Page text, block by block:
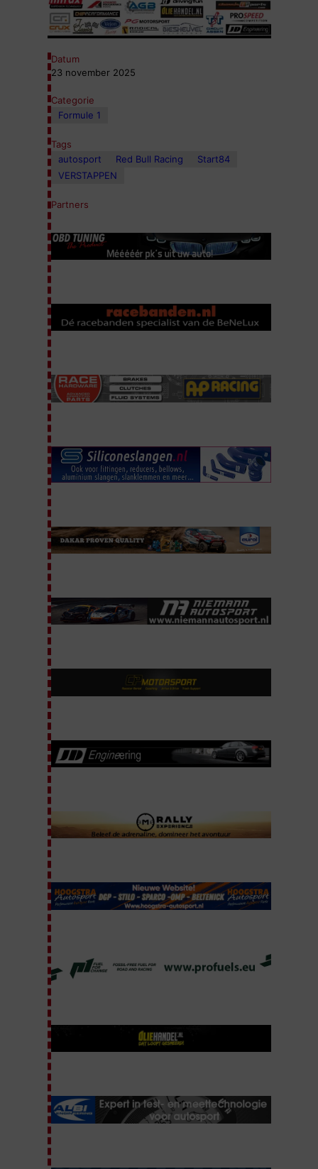
Datum
23 november 2025
Categorie
Formule 1
Tags
autosport
Red Bull Racing
Start84
VERSTAPPEN
Partners